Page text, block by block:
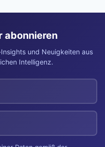
abonnieren
und Neuigkeiten aus
Intelligenz.